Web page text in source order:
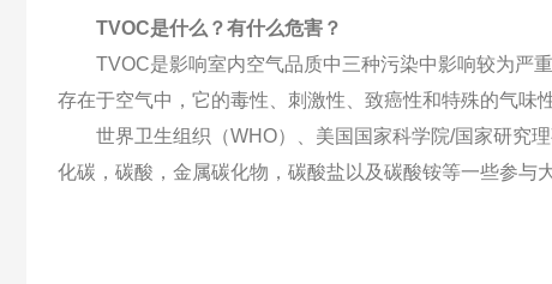
TVOC是什么？有什么危害？
TVOC是影响室内空气品质中三种污染中影响较为严
存在于空气中，它的毒性、刺激性、致癌性和特殊的气味
世界卫生组织（WHO）、美国国家科学院/国家研究理
化碳，碳酸，金属碳化物，碳酸盐以及碳酸铵等一些参与